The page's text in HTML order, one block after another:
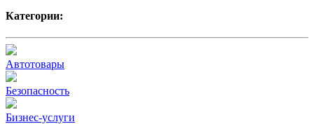
Категории:
Автотовары
Безопасность
Бизнес-услуги